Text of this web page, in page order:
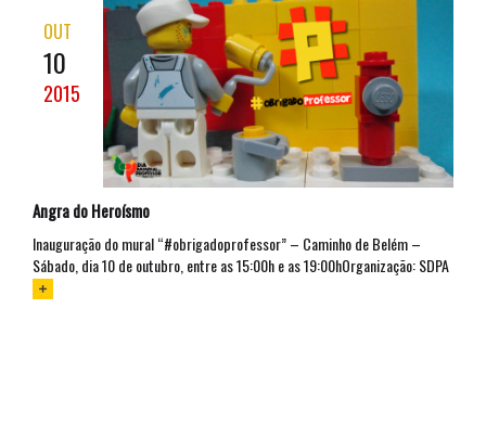
OUT
10
2015
Angra do Heroísmo
Inauguração do mural “#obrigadoprofessor” – Caminho de Belém –
Sábado, dia 10 de outubro, entre as 15:00h e as 19:00hOrganização: SDPA